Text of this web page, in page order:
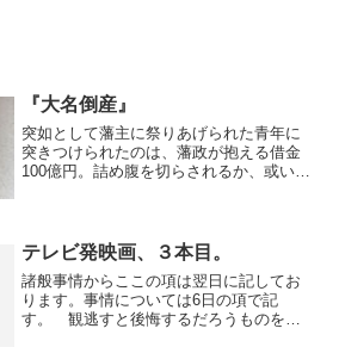
『大名倒産』
突如として藩主に祭りあげられた青年に
突きつけられたのは、藩政が抱える借金
100億円。詰め腹を切らされるか、或いは
テレビ発映画、３本目。
諸般事情からここの項は翌日に記してお
ります。事情については6日の項で記
す。 観逃すと後悔するだろうものを早